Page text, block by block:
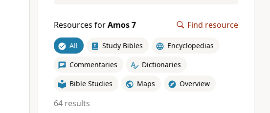
Resources forAmos 7 Find resource
All Study Bibles Encyclopedias
Commentaries Dictionaries
Bible Studies Maps Overview
64 results